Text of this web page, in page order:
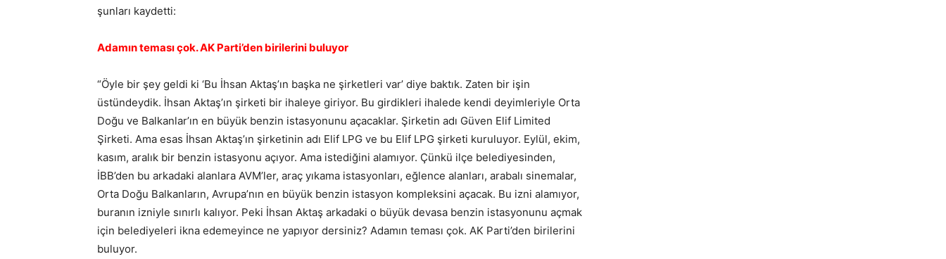
şunları kaydetti:
Adamın teması çok. AK Parti’den birilerini buluyor
“Öyle bir şey geldi ki ‘Bu İhsan Aktaş’ın başka ne şirketleri var’ diye baktık. Zaten bir işin
üstündeydik. İhsan Aktaş’ın şirketi bir ihaleye giriyor. Bu girdikleri ihalede kendi deyimleriyle Orta
Doğu ve Balkanlar’ın en büyük benzin istasyonunu açacaklar. Şirketin adı Güven Elif Limited
Şirketi. Ama esas İhsan Aktaş’ın şirketinin adı Elif LPG ve bu Elif LPG şirketi kuruluyor. Eylül, ekim,
kasım, aralık bir benzin istasyonu açıyor. Ama istediğini alamıyor. Çünkü ilçe belediyesinden,
İBB’den bu arkadaki alanlara AVM’ler, araç yıkama istasyonları, eğlence alanları, arabalı sinemalar,
Orta Doğu Balkanların, Avrupa’nın en büyük benzin istasyon kompleksini açacak. Bu izni alamıyor,
buranın izniyle sınırlı kalıyor. Peki İhsan Aktaş arkadaki o büyük devasa benzin istasyonunu açmak
için belediyeleri ikna edemeyince ne yapıyor dersiniz? Adamın teması çok. AK Parti’den birilerini
buluyor.